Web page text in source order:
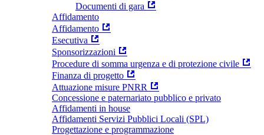
Documenti di gara
Affidamento
Affidamento
Esecutiva
Sponsorizzazioni
Procedure di somma urgenza e di protezione civile
Finanza di progetto
Attuazione misure PNRR
Concessione e paternariato pubblico e privato
Affidamenti in house
Affidamenti Servizi Pubblici Locali (SPL)
Progettazione e programmazione